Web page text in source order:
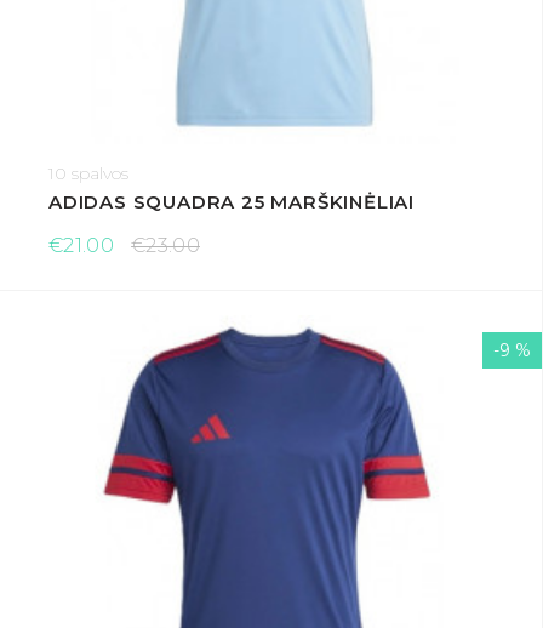
10 spalvos
ADIDAS SQUADRA 25 MARŠKINĖLIAI
€21.00
€23.00
-9 %